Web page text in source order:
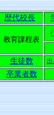
歴代校長
教育課程表
生徒数
卒業者数